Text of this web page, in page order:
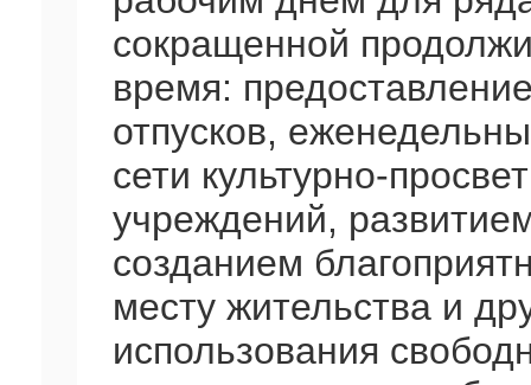
сокращенной
время:
отпусков,
сети культурно-
учреждений,
созданием
месту жительства и
использования